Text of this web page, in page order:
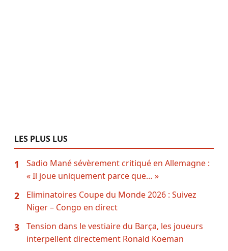
LES PLUS LUS
1
Sadio Mané sévèrement critiqué en Allemagne :
« Il joue uniquement parce que… »
2
Eliminatoires Coupe du Monde 2026 : Suivez
Niger – Congo en direct
3
Tension dans le vestiaire du Barça, les joueurs
interpellent directement Ronald Koeman